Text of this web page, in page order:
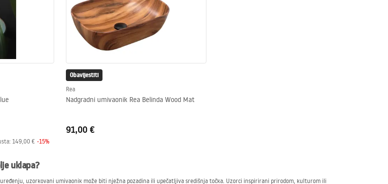
149,00 € -15%
Obavijestiti
Rea
Nadgradni umivaonik Rea Belinda Wood Mat
91,00 €
uklapa?
uzorkovani umivaonik može biti nježna pozadina ili upečatljiva središnja točka. Uzorci inspirirani prirodom, kulturom ili